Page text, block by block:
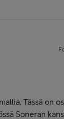
Tässä on
Soneran